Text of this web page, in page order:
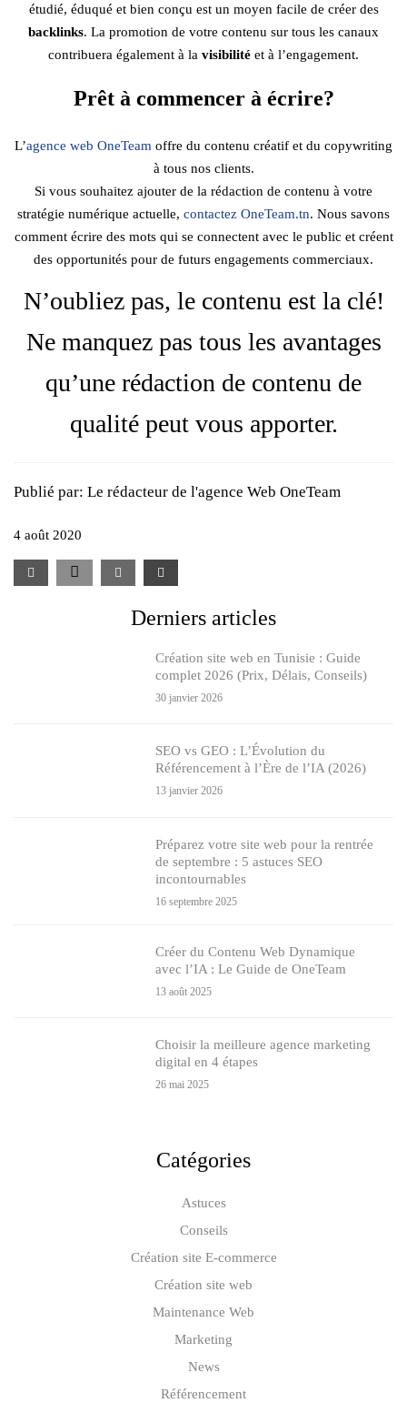
étudié, éduqué et bien conçu est un moyen facile de créer des
backlinks. La promotion de votre contenu sur tous les canaux
contribuera également à la visibilité et à l’engagement.
Prêt à commencer à écrire?
L’agence web OneTeam offre du contenu créatif et du copywriting
à tous nos clients.
Si vous souhaitez ajouter de la rédaction de contenu à votre
stratégie numérique actuelle, contactez OneTeam.tn. Nous savons
comment écrire des mots qui se connectent avec le public et créent
des opportunités pour de futurs engagements commerciaux.
N’oubliez pas, le contenu est la clé!
Ne manquez pas tous les avantages
qu’une rédaction de contenu de
qualité peut vous apporter.
Publié par: Le rédacteur de l'agence Web OneTeam
4 août 2020
Derniers articles
Création site web en Tunisie : Guide
complet 2026 (Prix, Délais, Conseils)
30 janvier 2026
SEO vs GEO : L’Évolution du
Référencement à l’Ère de l’IA (2026)
13 janvier 2026
Préparez votre site web pour la rentrée
de septembre : 5 astuces SEO
incontournables
16 septembre 2025
Créer du Contenu Web Dynamique
avec l’IA : Le Guide de OneTeam
13 août 2025
Choisir la meilleure agence marketing
digital en 4 étapes
26 mai 2025
Catégories
Astuces
Conseils
Création site E-commerce
Création site web
Maintenance Web
Marketing
News
Référencement